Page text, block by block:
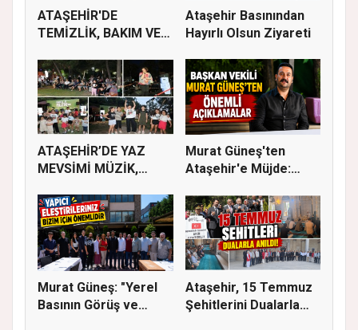
ATAŞEHİR'DE
TEMİZLİK, BAKIM VE
Ataşehir Basınından
Hayırlı Olsun Ziyareti
ATAŞEHİR’DE YAZ
MEVSİMİ MÜZİK,
Murat Güneş'ten
Ataşehir'e Müjde:
Murat Güneş: "Yerel
Basının Görüş ve
Ataşehir, 15 Temmuz
Şehitlerini Dualarla